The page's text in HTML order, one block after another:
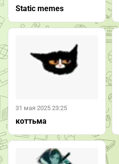
Static memes
31 мая 2025 23:25
коттьма